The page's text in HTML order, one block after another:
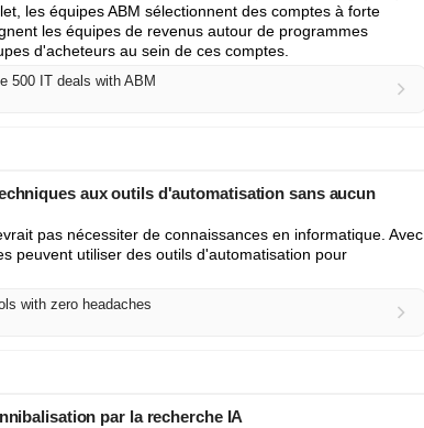
les équipes ABM sélectionnent des comptes à forte
les équipes de revenus autour de programmes
d'acheteurs au sein de ces comptes.
500 IT deals with ABM
aux outils d'automatisation sans aucun
pas nécessiter de connaissances en informatique. Avec
peuvent utiliser des outils d'automatisation pour
with zero headaches
par la recherche IA